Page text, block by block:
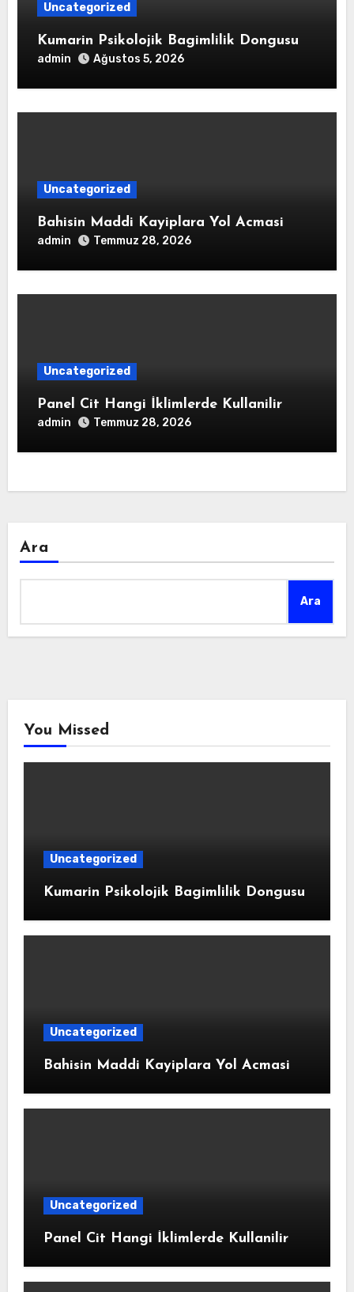
Uncategorized
Kumarin Psikolojik Bagimlilik Dongusu
admin Ağustos 5, 2026
Uncategorized
Bahisin Maddi Kayiplara Yol Acmasi
admin Temmuz 28, 2026
Uncategorized
Panel Cit Hangi İklimlerde Kullanilir
admin Temmuz 28, 2026
Ara
Ara
You Missed
Uncategorized
Kumarin Psikolojik Bagimlilik Dongusu
Uncategorized
Bahisin Maddi Kayiplara Yol Acmasi
Uncategorized
Panel Cit Hangi İklimlerde Kullanilir